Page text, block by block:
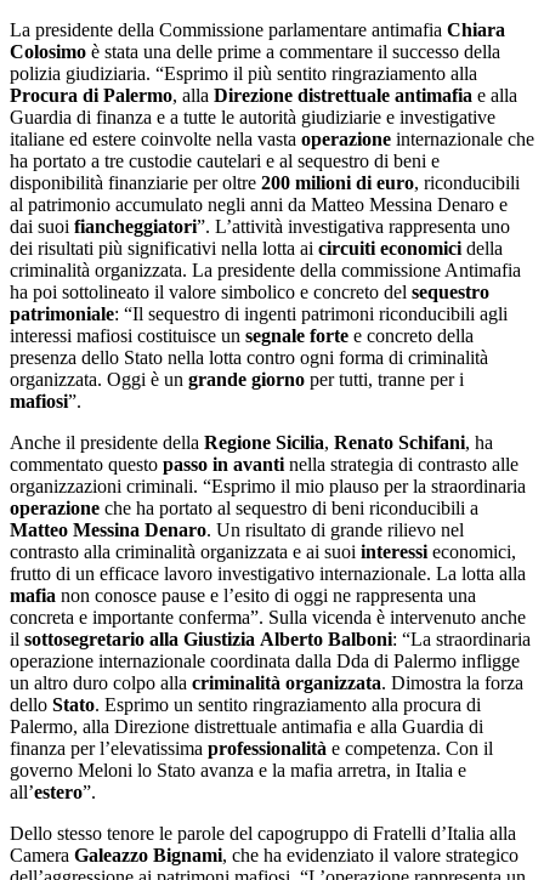
La presidente della Commissione parlamentare antimafia Chiara
Colosimo è stata una delle prime a commentare il successo della
polizia giudiziaria. “Esprimo il più sentito ringraziamento alla
Procura di Palermo, alla Direzione distrettuale antimafia e alla
Guardia di finanza e a tutte le autorità giudiziarie e investigative
italiane ed estere coinvolte nella vasta operazione internazionale che
ha portato a tre custodie cautelari e al sequestro di beni e
disponibilità finanziarie per oltre 200 milioni di euro, riconducibili
al patrimonio accumulato negli anni da Matteo Messina Denaro e
dai suoi fiancheggiatori”. L’attività investigativa rappresenta uno
dei risultati più significativi nella lotta ai circuiti economici della
criminalità organizzata. La presidente della commissione Antimafia
ha poi sottolineato il valore simbolico e concreto del sequestro
patrimoniale: “Il sequestro di ingenti patrimoni riconducibili agli
interessi mafiosi costituisce un segnale forte e concreto della
presenza dello Stato nella lotta contro ogni forma di criminalità
organizzata. Oggi è un grande giorno per tutti, tranne per i
mafiosi”.
Anche il presidente della Regione Sicilia, Renato Schifani, ha
commentato questo passo in avanti nella strategia di contrasto alle
organizzazioni criminali. “Esprimo il mio plauso per la straordinaria
operazione che ha portato al sequestro di beni riconducibili a
Matteo Messina Denaro. Un risultato di grande rilievo nel
contrasto alla criminalità organizzata e ai suoi interessi economici,
frutto di un efficace lavoro investigativo internazionale. La lotta alla
mafia non conosce pause e l’esito di oggi ne rappresenta una
concreta e importante conferma”. Sulla vicenda è intervenuto anche
il sottosegretario alla Giustizia Alberto Balboni: “La straordinaria
operazione internazionale coordinata dalla Dda di Palermo infligge
un altro duro colpo alla criminalità organizzata. Dimostra la forza
dello Stato. Esprimo un sentito ringraziamento alla procura di
Palermo, alla Direzione distrettuale antimafia e alla Guardia di
finanza per l’elevatissima professionalità e competenza. Con il
governo Meloni lo Stato avanza e la mafia arretra, in Italia e
all’estero”.
Dello stesso tenore le parole del capogruppo di Fratelli d’Italia alla
Camera Galeazzo Bignami, che ha evidenziato il valore strategico